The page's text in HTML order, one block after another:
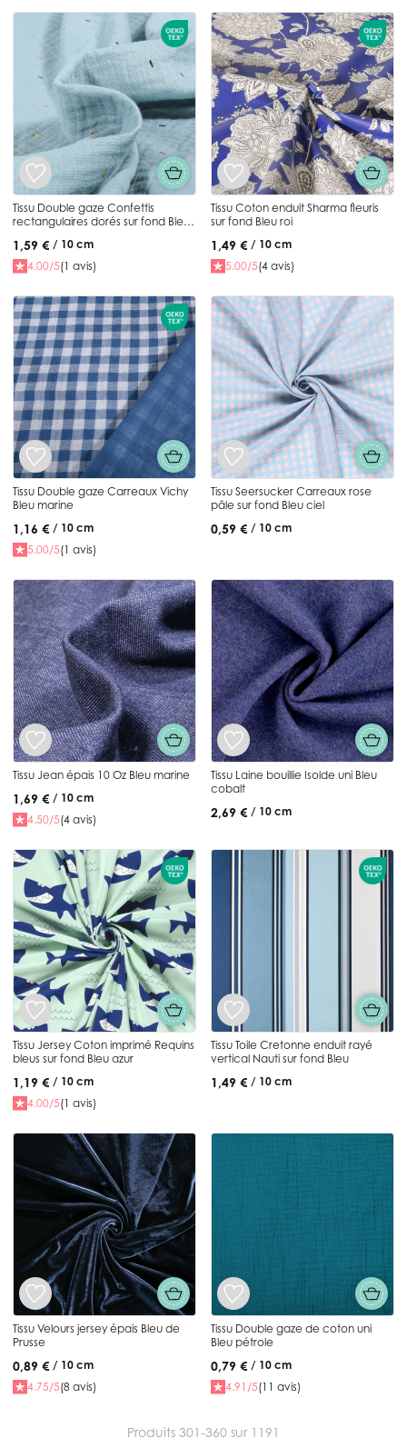
Tissu Double gaze Confettis
rectangulaires dorés sur fond Bleu
1,59 € / 10 cm
4.00/5(1 avis)
Tissu Coton enduit Sharma fleuris
sur fond Bleu roi
1,49 € / 10 cm
5.00/5(4 avis)
Tissu Double gaze Carreaux Vichy
Bleu marine
1,16 € / 10 cm
5.00/5(1 avis)
Tissu Seersucker Carreaux rose
pâle sur fond Bleu ciel
0,59 € / 10 cm
Tissu Jean épais 10 Oz Bleu marine
1,69 € / 10 cm
4.50/5(4 avis)
Tissu Laine bouillie Isolde uni Bleu
cobalt
2,69 € / 10 cm
Tissu Jersey Coton imprimé Requins
bleus sur fond Bleu azur
1,19 € / 10 cm
4.00/5(1 avis)
Tissu Toile Cretonne enduit rayé
vertical Nauti sur fond Bleu
1,49 € / 10 cm
Tissu Velours jersey épais Bleu de
Prusse
0,89 € / 10 cm
4.75/5(8 avis)
Tissu Double gaze de coton uni
Bleu pétrole
0,79 € / 10 cm
4.91/5(11 avis)
Produits 301-360 sur 1191